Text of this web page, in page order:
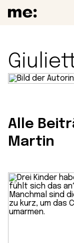
Alle
Martin